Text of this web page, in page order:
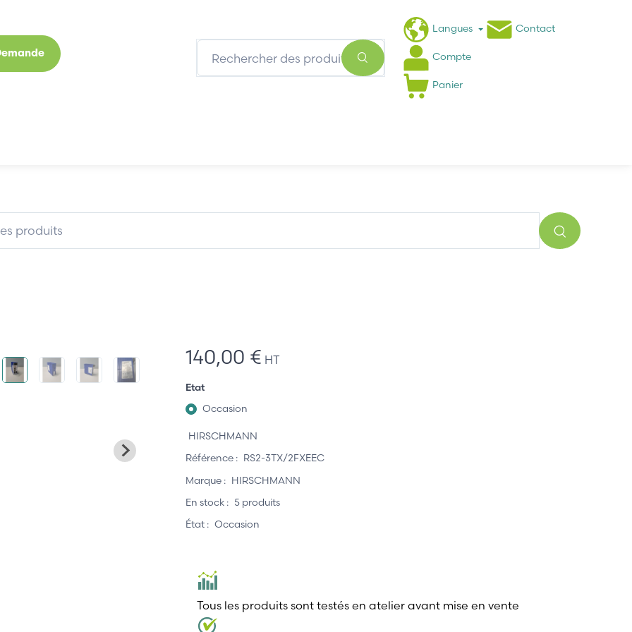
Langues Contact
Compte
Panier
140,00 € HT
Etat
Occasion
HIRSCHMANN
Référence : RS2-3TX/2FXEEC
Marque : HIRSCHMANN
En stock : 5 produits
État : Occasion
Tous les produits sont testés en atelier avant mise en vente